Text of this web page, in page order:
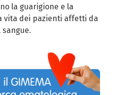
la guarigione e la
vita dei pazienti affetti da